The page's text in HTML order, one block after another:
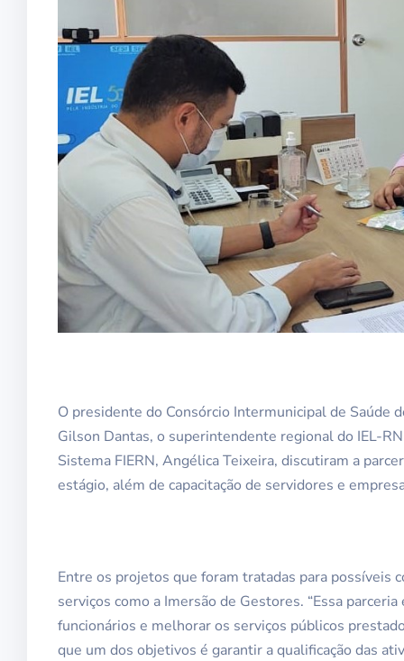
O presidente do Consórcio Intermunicipal de Saúde
Gilson Dantas, o superintendente regional do IEL-
Sistema FIERN, Angélica Teixeira, discutiram a
estágio, além de capacitação de servidores e
Entre os projetos que foram tratadas para possíveis
serviços como a Imersão de Gestores. “Essa
funcionários e melhorar os serviços públicos
que um dos objetivos é garantir a qualificação das